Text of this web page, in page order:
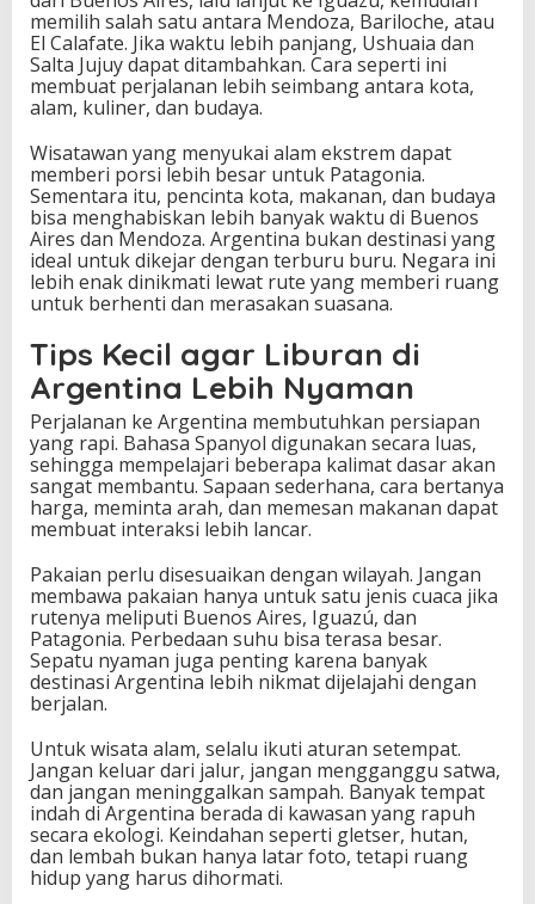
memilih salah satu antara Mendoza, Bariloche, atau
El Calafate. Jika waktu lebih panjang, Ushuaia dan
Salta Jujuy dapat ditambahkan. Cara seperti ini
membuat perjalanan lebih seimbang antara kota,
alam, kuliner, dan budaya.
Wisatawan yang menyukai alam ekstrem dapat
memberi porsi lebih besar untuk Patagonia.
Sementara itu, pencinta kota, makanan, dan budaya
bisa menghabiskan lebih banyak waktu di Buenos
Aires dan Mendoza. Argentina bukan destinasi yang
ideal untuk dikejar dengan terburu buru. Negara ini
lebih enak dinikmati lewat rute yang memberi ruang
untuk berhenti dan merasakan suasana.
Tips Kecil agar Liburan di
Argentina Lebih Nyaman
Perjalanan ke Argentina membutuhkan persiapan
yang rapi. Bahasa Spanyol digunakan secara luas,
sehingga mempelajari beberapa kalimat dasar akan
sangat membantu. Sapaan sederhana, cara bertanya
harga, meminta arah, dan memesan makanan dapat
membuat interaksi lebih lancar.
Pakaian perlu disesuaikan dengan wilayah. Jangan
membawa pakaian hanya untuk satu jenis cuaca jika
rutenya meliputi Buenos Aires, Iguazú, dan
Patagonia. Perbedaan suhu bisa terasa besar.
Sepatu nyaman juga penting karena banyak
destinasi Argentina lebih nikmat dijelajahi dengan
berjalan.
Untuk wisata alam, selalu ikuti aturan setempat.
Jangan keluar dari jalur, jangan mengganggu satwa,
dan jangan meninggalkan sampah. Banyak tempat
indah di Argentina berada di kawasan yang rapuh
secara ekologi. Keindahan seperti gletser, hutan,
dan lembah bukan hanya latar foto, tetapi ruang
hidup yang harus dihormati.